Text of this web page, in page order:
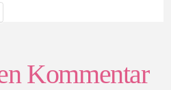
Kommentar